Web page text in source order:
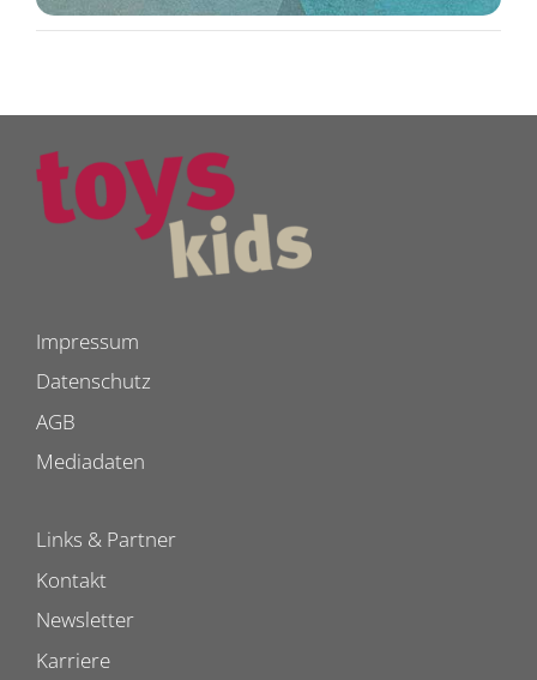
Impressum
Datenschutz
AGB
Mediadaten
Links & Partner
Kontakt
Newsletter
Karriere